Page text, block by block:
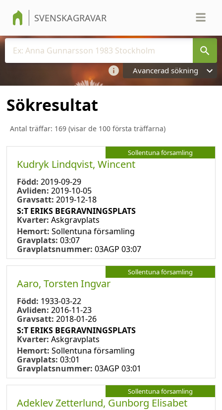
SVENSKAGRAVAR
Avancerad sökning
Sökresultat
Antal träffar: 169 (visar de 100 första träffarna)
Sollentuna församling
Kudryk Lindqvist, Wincent
Född: 2019-09-29
Avliden: 2019-10-05
Gravsatt: 2019-12-18
S:T ERIKS BEGRAVNINGSPLATS
Kvarter: Askgravplats
Hemort: Sollentuna församling
Gravplats: 03:07
Gravplatsnummer: 03AGP 03:07
Sollentuna församling
Aaro, Torsten Ingvar
Född: 1933-03-22
Avliden: 2016-11-23
Gravsatt: 2018-01-26
S:T ERIKS BEGRAVNINGSPLATS
Kvarter: Askgravplats
Hemort: Sollentuna församling
Gravplats: 03:01
Gravplatsnummer: 03AGP 03:01
Sollentuna församling
Adeklev Zetterlund, Gunborg Elisabet